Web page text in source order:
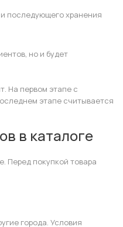
последующего хранения
но и будет
На первом этапе с
этапе считывается
в каталоге
Перед покупкой товара
города. Условия